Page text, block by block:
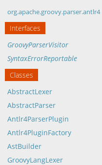
org.apache.groovy.parser.antlr4
Interfaces
GroovyParserVisitor
SyntaxErrorReportable
Classes
AbstractLexer
AbstractParser
Antlr4ParserPlugin
Antlr4PluginFactory
AstBuilder
GroovyLangLexer